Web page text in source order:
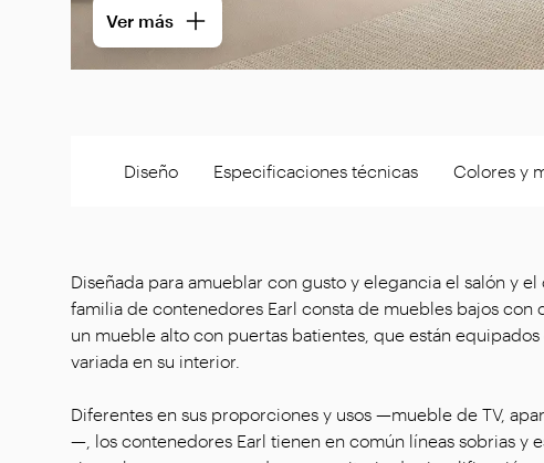
Ver más
Diseño Especificaciones técnicas Colores y
Diseñada para amueblar con gusto y elegancia el salón y
familia de contenedores Earl consta de muebles bajos con
un mueble alto con puertas batientes, que están
variada en su interior.
Diferentes en sus proporciones y usos —mueble de TV,
—, los contenedores Earl tienen en común líneas sobrias y